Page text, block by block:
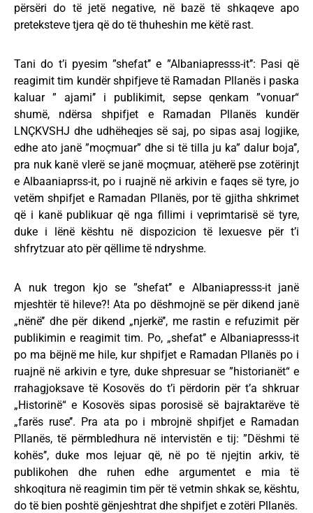
përsëri do të jetë negative, në bazë të shkaqeve apo
preteksteve tjera që do të thuheshin me këtë rast.
Tani do t’i pyesim ”shefat’’ e ”Albaniapresss-it’’: Pasi që
reagimit tim kundër shpifjeve të Ramadan Pllanës i paska
kaluar ” ajami’’ i publikimit, sepse qenkam ”vonuar“
shumë, ndërsa shpifjet e Ramadan Pllanës kundër
LNÇKVSHJ dhe udhëheqjes së saj, po sipas asaj logjike,
edhe ato janë ”moçmuar” dhe si të tilla ju ka” dalur boja’’,
pra nuk kanë vlerë se janë moçmuar, atëherë pse zotërinjt
e Albaaniaprss-it, po i ruajnë në arkivin e faqes së tyre, jo
vetëm shpifjet e Ramadan Pllanës, por të gjitha shkrimet
që i kanë publikuar që nga fillimi i veprimtarisë së tyre,
duke i lënë kështu në dispozicion të lexuesve për t’i
shfrytzuar ato për qëllime të ndryshme.
A nuk tregon kjo se ”shefat’’ e Albaniapresss-it janë
mjeshtër të hileve?! Ata po dëshmojnë se për dikend janë
„nënë’’ dhe për dikend „njerkë’’, me rastin e refuzimit për
publikimin e reagimit tim. Po, „shefat’’ e Albaniapresss-it
po ma bëjnë me hile, kur shpifjet e Ramadan Pllanës po i
ruajnë në arkivin e tyre, duke shpresuar se ”historianët“ e
rrahagjoksave të Kosovës do t’i përdorin për t’a shkruar
„Historinë“ e Kosovës sipas porosisë së bajraktarëve të
„farës ruse’’. Pra ata po i mbrojnë shpifjet e Ramadan
Pllanës, të përmbledhura në intervistën e tij: ”Dëshmi të
kohës’’, duke mos lejuar që, në po të njejtin arkiv, të
publikohen dhe ruhen edhe argumentet e mia të
shkoqitura në reagimin tim për të vetmin shkak se, kështu,
do të bien poshtë gënjeshtrat dhe shpifjet e zotëri Pllanës.